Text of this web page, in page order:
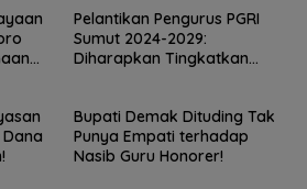
Pelantikan Pengurus PGRI
Sumut 2024-2029:
Diharapkan Tingkatkan
Bupati Demak Dituding Tak
Punya Empati terhadap
Nasib Guru Honorer!